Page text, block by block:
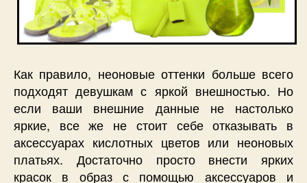
Как правило, неоновые оттенки больше всего
подходят девушкам с яркой внешностью. Но
если ваши внешние данные не настолько
яркие, все же не стоит себе отказывать в
аксессуарах кислотных цветов или неоновых
платьях. Достаточно просто внести ярких
красок в образ с помощью аксессуаров и